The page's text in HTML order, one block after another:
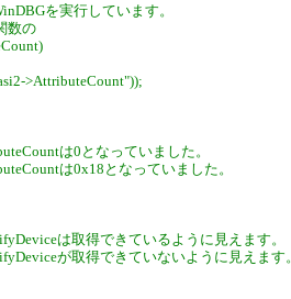
を実行しています。
数の
>AttributeCount"));
は0となっていました。
は0x18となっていました。
は取得できているように見えます。
が取得できていないように見えます。